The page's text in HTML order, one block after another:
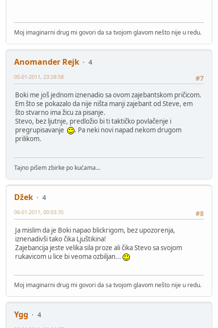
Moj imaginarni drug mi govori da sa tvojom glavom nešto nije u redu.
Anomander Rejk
4
#7
05-01-2011, 23:28:58
Boki me još jednom iznenadio sa ovom zajebantskom pričicom.
Em što se pokazalo da nije ništa manji zajebant od Steve, em
što stvarno ima žicu za pisanje.
Stevo, bez ljutnje, predložio bi ti taktičko povlačenje i
pregrupisavanje
. Pa neki novi napad nekom drugom
prilikom.
Tajno pišem zbirke po kućama...
Džek
4
#8
06-01-2011, 00:03:35
Ja mislim da je Boki napao blickrigom, bez upozorenja,
iznenadivši tako čika Ljuštikina!
Zajebancija jeste velika sila proze ali čika Stevo sa svojom
rukavicom u lice bi veoma ozbiljan...
Moj imaginarni drug mi govori da sa tvojom glavom nešto nije u redu.
Ygg
4